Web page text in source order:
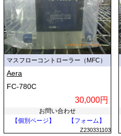
マスフローコントローラー（MFC）
Aera
FC-780C
30,000円
お問い合わせ
【個別ページ】
【フォーム】
Z230331103